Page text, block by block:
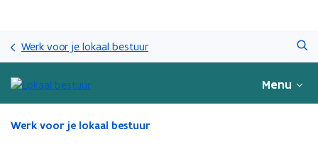
gaan
Werk voor je lokaal bestuur
Menu
Gedaan
Werk voor je lokaal bestuur